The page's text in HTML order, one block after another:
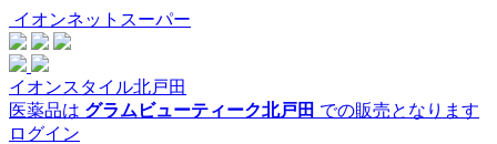
イオンネットスーパー
イオンスタイル北戸田
医薬品は グラムビューティーク北戸田 での販売となります
ログイン